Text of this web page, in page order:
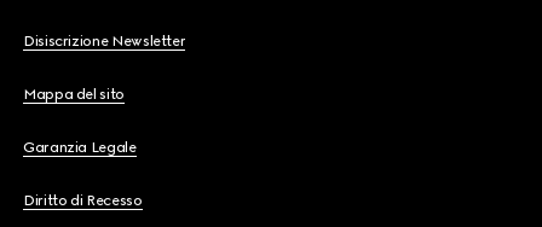
Disiscrizione Newsletter
Mappa del sito
Garanzia Legale
Diritto di Recesso